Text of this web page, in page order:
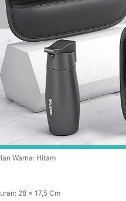
Warna: Hitam
28 x 17,5 Cm